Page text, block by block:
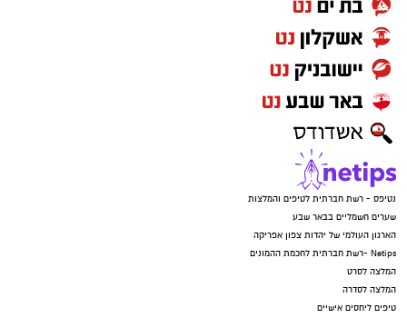
נטיפס - רשת חברתית לטיפים והמלצות
שערים חשמליים בבאר שבע
הארגון העולמי של יהדות צפון אפריקה
Netips -רשת חברתית לחכמת ההמונים
המלצה לסרט
המלצה לסדרה
טיפים ליחסים אישיים